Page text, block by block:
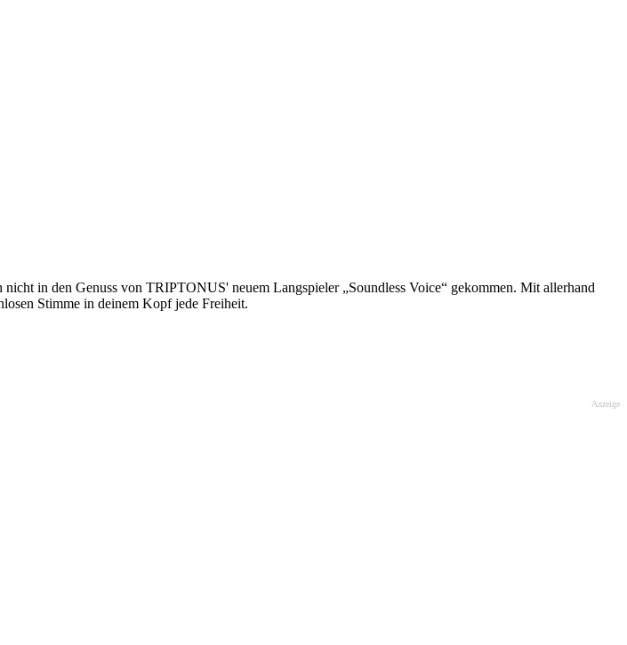
in den Genuss von TRIPTONUS' neuem Langspieler „Soundless Voice“ gekommen. Mit allerhand
Stimme in deinem Kopf jede Freiheit.
Anzeige